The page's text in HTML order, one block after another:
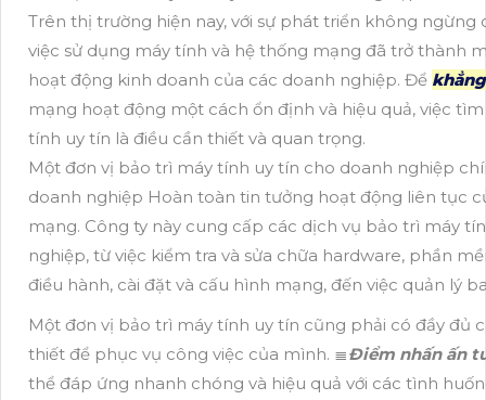
Trên thị trường hiện nay, với sự phát triển không
việc sử dụng máy tính và hệ thống mạng đã trở thành
hoạt động kinh doanh của các doanh nghiệp. Để
mạng hoạt động một cách ổn định và hiệu quả, việc
tính uy tín là điều cần thiết và quan trọng.
Một đơn vị bảo trì máy tính uy tín cho doanh nghiệp
doanh nghiệp Hoàn toàn tin tưởng hoạt động liên tục
mạng. Công ty này cung cấp các dịch vụ bảo trì máy
nghiệp, từ việc kiểm tra và sửa chữa hardware, phần
điều hành, cài đặt và cấu hình mạng, đến việc quản lý
Một đơn vị bảo trì máy tính uy tín cũng phải có đầy đủ
thiết để phục vụ công việc của mình. ≣Điểm nhấn ấn
thể đáp ứng nhanh chóng và hiệu quả với các tình